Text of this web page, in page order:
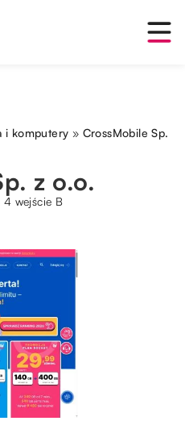
i komputery » CrossMobile Sp.
z o.o.
4 wejście B